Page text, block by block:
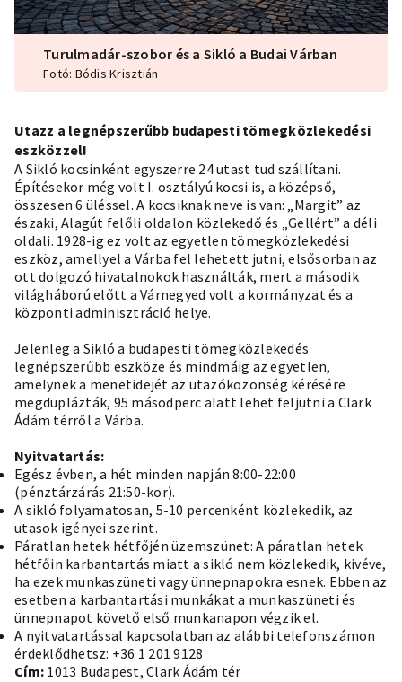
Turulmadár-szobor és a Sikló a Budai Várban
Fotó: Bódis Krisztián
Utazz a legnépszerűbb budapesti tömegközlekedési
eszközzel!
A Sikló kocsinként egyszerre 24 utast tud szállítani.
Építésekor még volt I. osztályú kocsi is, a középső,
összesen 6 üléssel. A kocsiknak neve is van: „Margit” az
északi, Alagút felőli oldalon közlekedő és „Gellért” a déli
oldali. 1928-ig ez volt az egyetlen tömegközlekedési
eszköz, amellyel a Várba fel lehetett jutni, elsősorban az
ott dolgozó hivatalnokok használták, mert a második
világháború előtt a Várnegyed volt a kormányzat és a
központi adminisztráció helye.
Jelenleg a Sikló a budapesti tömegközlekedés
legnépszerűbb eszköze és mindmáig az egyetlen,
amelynek a menetidejét az utazóközönség kérésére
megduplázták, 95 másodperc alatt lehet feljutni a Clark
Ádám térről a Várba.
Nyitvatartás:
Egész évben, a hét minden napján 8:00-22:00
(pénztárzárás 21:50-kor).
A sikló folyamatosan, 5-10 percenként közlekedik, az
utasok igényei szerint.
Páratlan hetek hétfőjén üzemszünet: A páratlan hetek
hétfőin karbantartás miatt a sikló nem közlekedik, kivéve,
ha ezek munkaszüneti vagy ünnepnapokra esnek. Ebben az
esetben a karbantartási munkákat a munkaszüneti és
ünnepnapot követő első munkanapon végzik el.
A nyitvatartással kapcsolatban az alábbi telefonszámon
érdeklődhetsz: +36 1 201 9128
Cím: 1013 Budapest, Clark Ádám tér